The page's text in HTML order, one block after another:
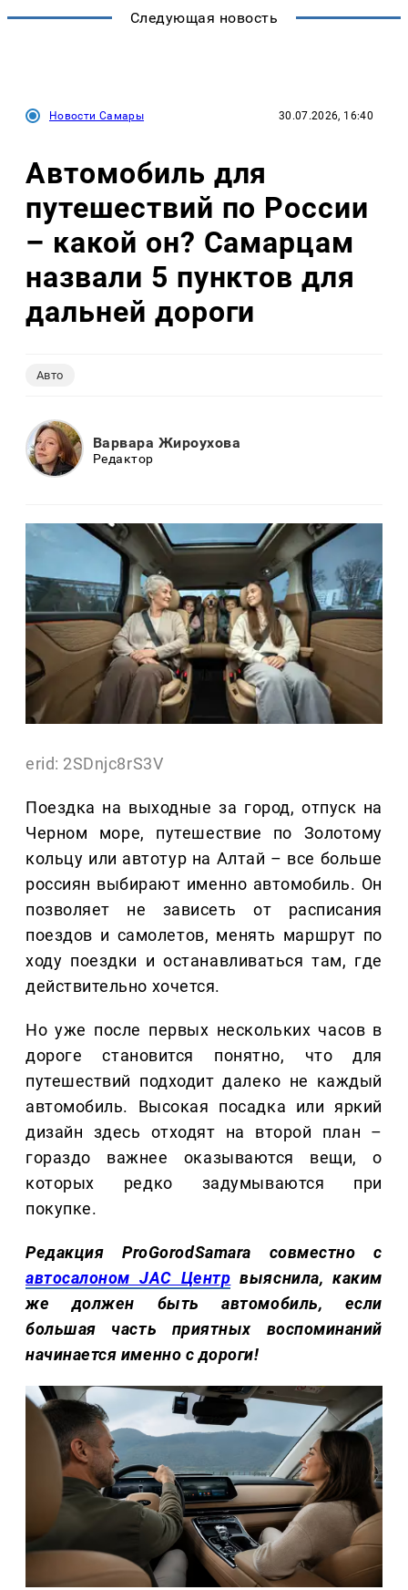
Следующая новость
Новости Самары 30.07.2026, 16:40
Автомобиль для
путешествий по России
– какой он? Самарцам
назвали 5 пунктов для
дальней дороги
Авто
Варвара Жироухова
Редактор
erid: 2SDnjc8rS3V
Поездка на выходные за город, отпуск на
Черном море, путешествие по Золотому
кольцу или автотур на Алтай – все больше
россиян выбирают именно автомобиль. Он
позволяет не зависеть от расписания
поездов и самолетов, менять маршрут по
ходу поездки и останавливаться там, где
действительно хочется.
Но уже после первых нескольких часов в
дороге становится понятно, что для
путешествий подходит далеко не каждый
автомобиль. Высокая посадка или яркий
дизайн здесь отходят на второй план –
гораздо важнее оказываются вещи, о
которых редко задумываются при
покупке.
Редакция ProGorodSamara совместно с
автосалоном JAC Центр выяснила, каким
же должен быть автомобиль, если
большая часть приятных воспоминаний
начинается именно с дороги!